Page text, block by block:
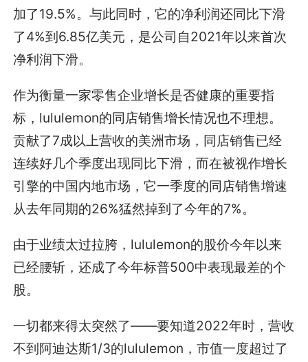
加了19.5%。与此同时，它的净利润还同比下滑
了4%到6.85亿美元，是公司自2021年以来首次
净利润下滑。
作为衡量一家零售企业增长是否健康的重要指
标，lululemon的同店销售增长情况也不理想。
贡献了7成以上营收的美洲市场，同店销售已经
连续好几个季度出现同比下滑，而在被视作增长
引擎的中国内地市场，它一季度的同店销售增速
从去年同期的26%猛然掉到了今年的7%。
由于业绩太过拉胯，lululemon的股价今年以来
已经腰斩，还成了今年标普500中表现最差的个
股。
一切都来得太突然了——要知道2022年时，营收
不到阿迪达斯1/3的lululemon，市值一度超过了